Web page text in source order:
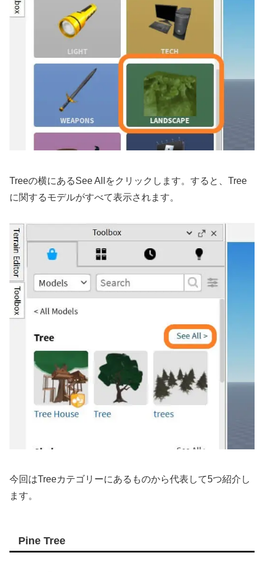
Treeの横にあるSee Allをクリックします。すると、Tree
に関するモデルがすべて表示されます。
今回はTreeカテゴリーにあるものから代表して5つ紹介し
ます。
Pine Tree